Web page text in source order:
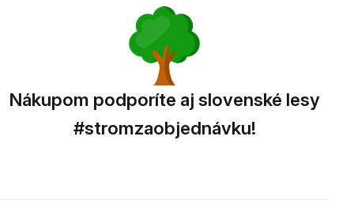
Nákupom podporíte aj slovenské lesy
#stromzaobjednávku!